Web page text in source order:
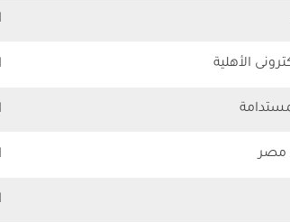
الأهلية
مصر